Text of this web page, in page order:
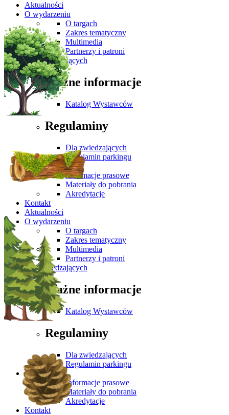
Aktualności
O wydarzeniu
O targach
Zakres tematyczny
Multimedia
Partnerzy i patroni
Dla Zwiedzających
Ważne informacje
Katalog Wystawców
Regulaminy
Dla zwiedzających
Regulamin parkingu
Media
Informacje prasowe
Materiały do pobrania
Akredytacje
Kontakt
Aktualności
O wydarzeniu
O targach
Zakres tematyczny
Multimedia
Partnerzy i patroni
Dla Zwiedzających
Ważne informacje
Katalog Wystawców
Regulaminy
Dla zwiedzających
Regulamin parkingu
Media
Informacje prasowe
Materiały do pobrania
Akredytacje
Kontakt